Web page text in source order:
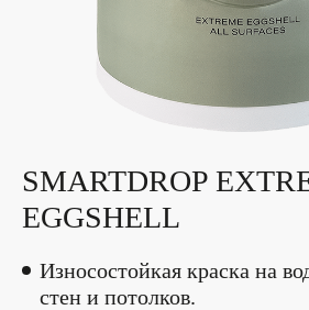
SMARTDROP
EGGSHELL
Износостойкая краска на
стен и потолков.